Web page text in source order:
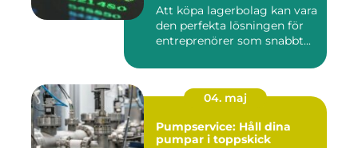
Att köpa lagerbolag kan vara
den perfekta lösningen för
entreprenörer som snabbt...
04. maj
Pumpservice: Håll dina
pumpar i toppskick